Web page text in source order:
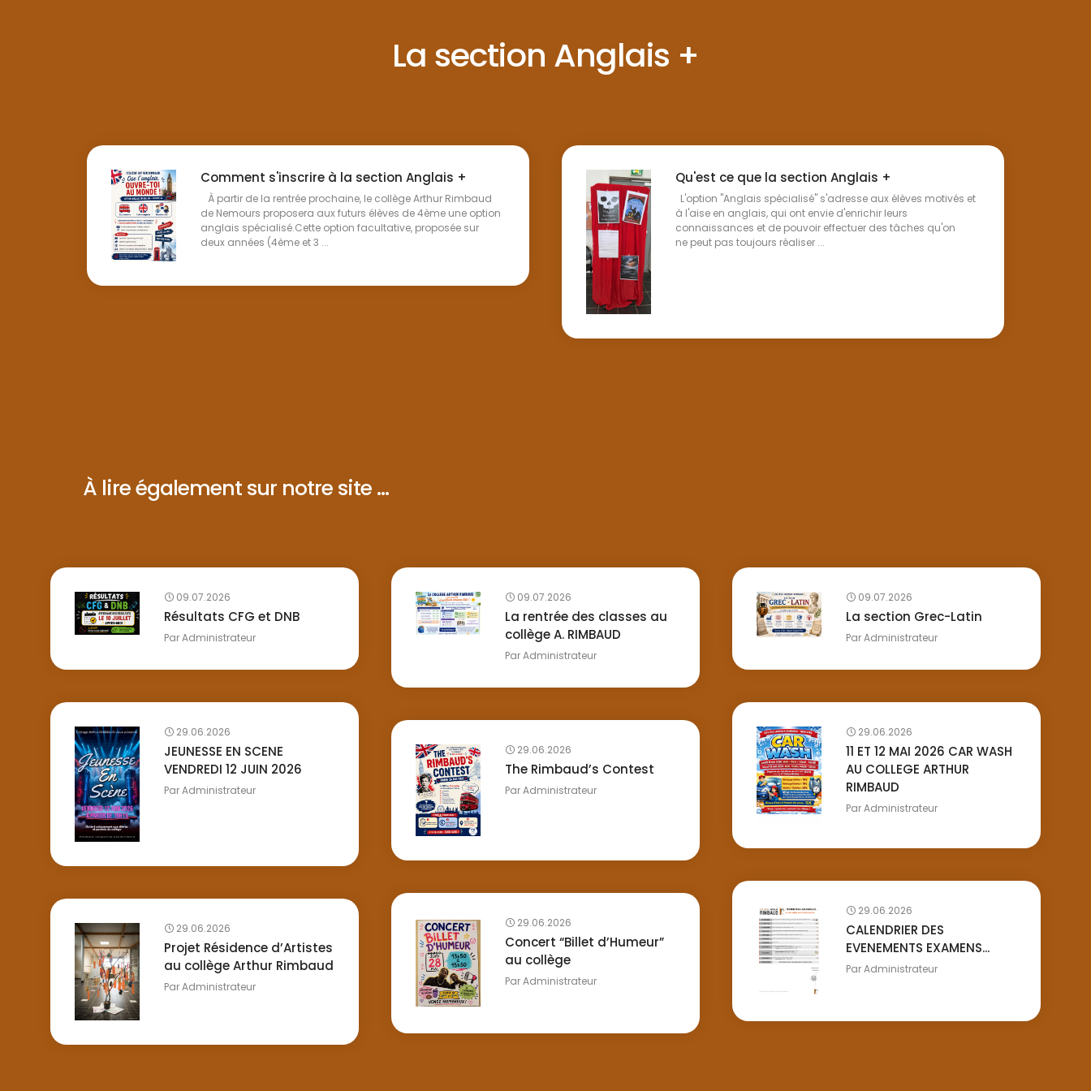
La section Anglais +
Comment s'inscrire à la section Anglais +
À partir de la rentrée prochaine, le collège Arthur Rimbaud
de Nemours proposera aux futurs élèves de 4ème une option
anglais spécialisé.Cette option facultative, proposée sur
deux années (4ème et 3 ...
Qu'est ce que la section Anglais +
L'option "Anglais spécialisé" s'adresse aux élèves motivés et
à l'aise en anglais, qui ont envie d'enrichir leurs
connaissances et de pouvoir effectuer des tâches qu'on
ne peut pas toujours réaliser ...
À lire également sur notre site ...
09.07.2026
Résultats CFG et DNB
ParAdministrateur
09.07.2026
La rentrée des classes au
collège A. RIMBAUD
ParAdministrateur
09.07.2026
La section Grec-Latin
ParAdministrateur
29.06.2026
JEUNESSE EN SCENE
VENDREDI 12 JUIN 2026
ParAdministrateur
29.06.2026
11 ET 12 MAI 2026 CAR WASH
AU COLLEGE ARTHUR
RIMBAUD
ParAdministrateur
29.06.2026
The Rimbaud’s Contest
ParAdministrateur
29.06.2026
CALENDRIER DES
EVENEMENTS EXAMENS...
ParAdministrateur
29.06.2026
Concert “Billet d’Humeur”
au collège
ParAdministrateur
29.06.2026
Projet Résidence d’Artistes
au collège Arthur Rimbaud
ParAdministrateur